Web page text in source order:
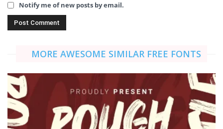
Notify me of new posts by email.
MORE AWESOME SIMILAR FREE FONTS